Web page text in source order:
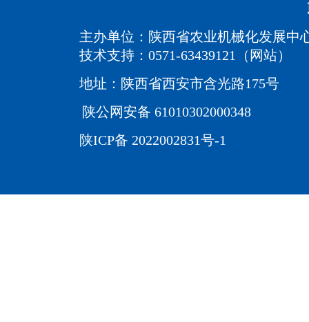
主办单位：陕西省农业机械化发展中
技术支持：0571-63439121（网站）
地址：陕西省西安市含光路175号
陕公网安备 61010302000348
陕ICP备 2022002831号-1